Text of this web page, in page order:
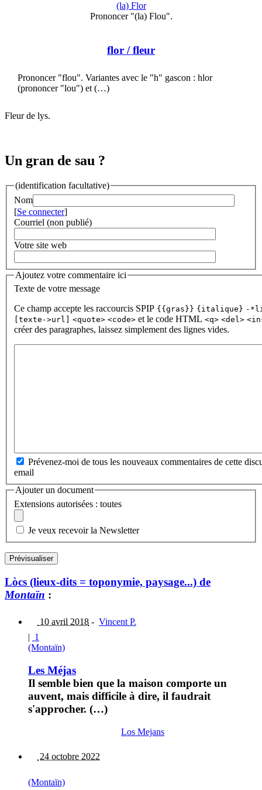
(la) Flor
Prononcer "(la) Flou".
flor / fleur
Prononcer "flou". Variantes avec le "h" gascon : hlor
(prononcer "lou") et (…)
Fleur de lys.
Un gran de sau ?
(identification facultative)
Nom
[Se connecter]
Courriel (non publié)
Votre site web
Ajoutez votre commentaire ici
Texte de votre message
Ce champ accepte les raccourcis SPIP {{gras}} {italique} -
[texte->url]
<quote> <code> et le code HTML <q> <del>
créer des paragraphes, laissez simplement des lignes vides.
Prévenez-moi de tous les nouveaux commentaires de cette
email
Ajouter un document
Extensions autorisées : toutes
Je veux recevoir la Newsletter
Lòcs (lieux-dits = toponymie, paysage...) de
Montaïn :
10 avril 2018 - Vincent P.
| 1
(Montaïn)
Les Méjas
Il semble bien que la maison comporte un
auvent, mais difficile à dire, il faudrait
s'approcher. (…)
Los Mejans
24 octobre 2022
(Montaïn)